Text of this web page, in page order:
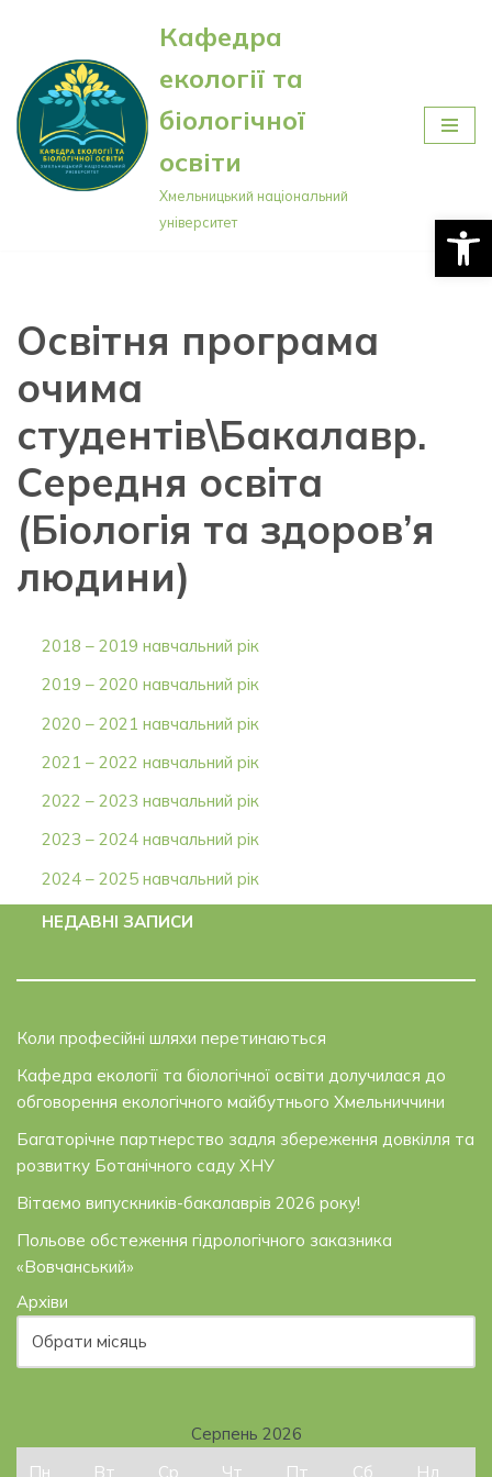
Перейти
до
вмісту
Кафедра
екології та
біологічної
освіти
Хмельницький національний
університет
Освітня програма
очима
студентів\Бакалавр.
Середня освіта
(Біологія та здоров’я
людини)
2018 – 2019 навчальний рік
2019 – 2020 навчальний рік
2020 – 2021 навчальний рік
2021 – 2022 навчальний рік
2022 – 2023 навчальний рік
2023 – 2024 навчальний рік
2024 – 2025 навчальний рік
НЕДАВНІ ЗАПИСИ
Коли професійні шляхи перетинаються
Кафедра екології та біологічної освіти долучилася до
обговорення екологічного майбутнього Хмельниччини
Багаторічне партнерство задля збереження довкілля та
розвитку Ботанічного саду ХНУ
Вітаємо випускників-бакалаврів 2026 року!
Польове обстеження гідрологічного заказника
«Вовчанський»
Архіви
Серпень 2026
Пн
Вт Ср Чт Пт Сб Нд